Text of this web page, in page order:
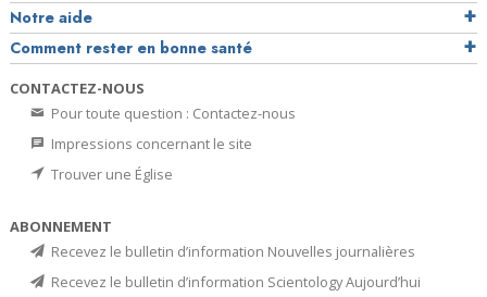
Notre aide
Comment rester en bonne santé
CONTACTEZ-NOUS
Pour toute question : Contactez-nous
Impressions concernant le site
Trouver une Église
ABONNEMENT
Recevez le bulletin d’information Nouvelles journalières
Recevez le bulletin d’information Scientology Aujourd’hui